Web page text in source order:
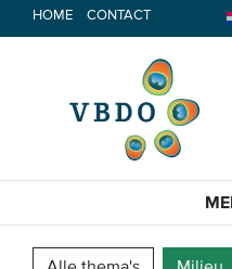
Spring
naar
HOME CONTACT